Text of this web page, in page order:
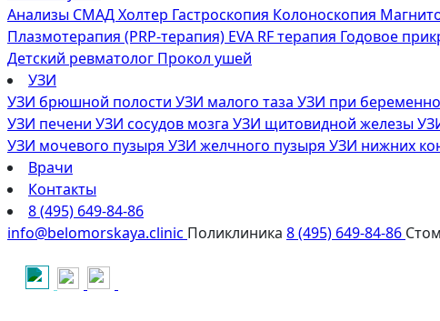
Анализы СМАДХолтер Гастроскопия Колоноскопия
Плазмотерапия (PRP-терапия) EVA RF терапия Годовое
Детский ревматолог Прокол ушей
УЗИ
УЗИ брюшной полости УЗИ малого таза УЗИ при
УЗИ печени УЗИ сосудов мозга УЗИ щитовидной железы
УЗИ мочевого пузыря УЗИ желчного пузыря УЗИ нижних
Врачи
Контакты
8 (495) 649-84-86
info@belomorskaya.clinic Поликлиника 8 (495) 649-84-86